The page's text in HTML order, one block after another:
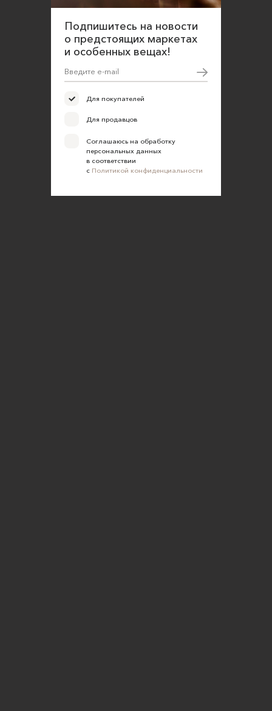
Подпишитесь на новости
о предстоящих маркетах
и особенных вещах!
Для покупателей
Для продавцов
Соглашаюсь на обработку
персональных данных
в соответствии
с Политикой конфиденциальности